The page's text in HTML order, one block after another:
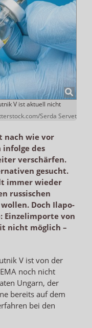
V ist aktuell nicht
Serda Servet
nach wie vor
infolge des
verschärfen.
gesucht.
immer wieder
russischen
Doch Ilapo-
Einzelimporte von
nicht möglich –
V ist von der
noch nicht
Ungarn, der
bereits auf dem
bei den